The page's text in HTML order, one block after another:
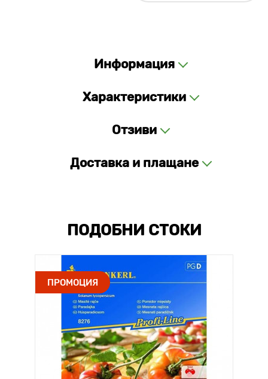
Информация
Характеристики
Отзиви
Доставка и плащане
ПОДОБНИ СТОКИ
ПРОМОЦИЯ